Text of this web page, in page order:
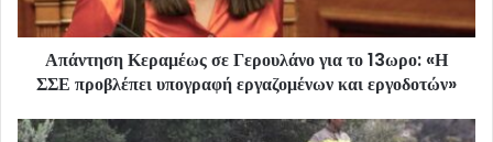
Απάντηση Κεραμέως σε Γερουλάνο για το 13ωρο: «Η
ΣΣΕ προβλέπει υπογραφή εργαζομένων και εργοδοτών»